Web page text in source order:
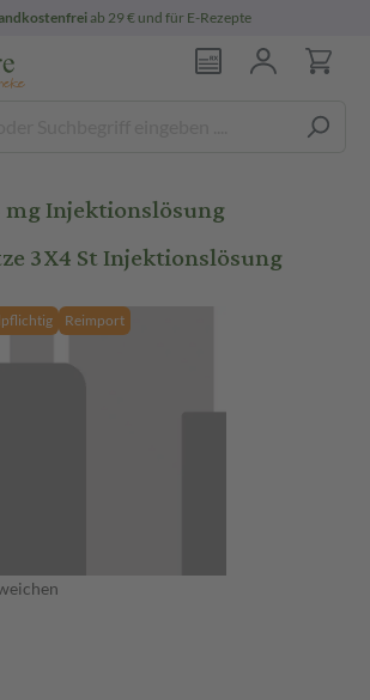
ab 29 € und für E-Rezepte
mg Injektionslösung
3X4 St Injektionslösung
Reimport